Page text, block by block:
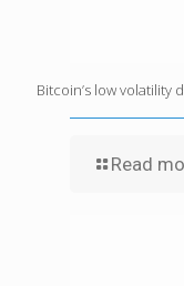
Bitcoin’s low volatility
Read